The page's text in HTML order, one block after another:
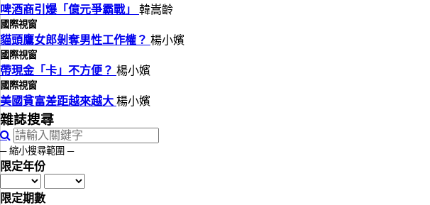
啤酒商引爆「億元爭霸戰」 韓嵩齡
國際視窗
貓頭鷹女郎剝奪男性工作權？ 楊小嬪
國際視窗
帶現金「卡」不方便？ 楊小嬪
國際視窗
美國貧富差距越來越大 楊小嬪
雜誌搜尋
─ 縮小搜尋範圍 ─
限定年份
限定期數